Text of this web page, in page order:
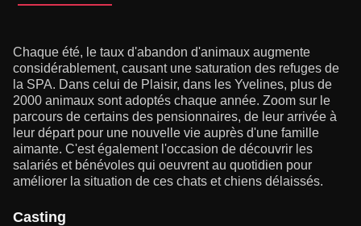
Chaque été, le taux d'abandon d'animaux augmente
considérablement, causant une saturation des refuges de
la SPA. Dans celui de Plaisir, dans les Yvelines, plus de
2000 animaux sont adoptés chaque année. Zoom sur le
parcours de certains des pensionnaires, de leur arrivée à
leur départ pour une nouvelle vie auprès d'une famille
aimante. C'est également l'occasion de découvrir les
salariés et bénévoles qui oeuvrent au quotidien pour
améliorer la situation de ces chats et chiens délaissés.
Casting